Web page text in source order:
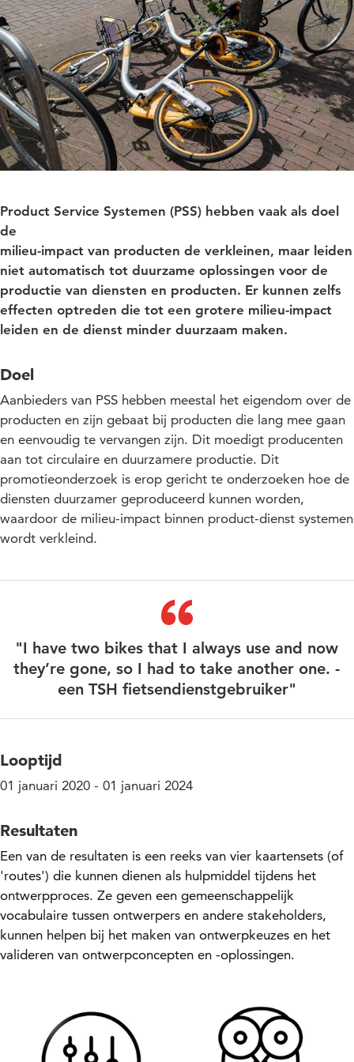
Product Service Systemen (PSS) hebben vaak als doel
de
milieu-impact van producten de verkleinen, maar leiden
niet automatisch tot duurzame oplossingen voor de
productie van diensten en producten. Er kunnen zelfs
effecten optreden die tot een grotere milieu-impact
leiden en de dienst minder duurzaam maken.
Doel
Aanbieders van PSS hebben meestal het eigendom over de
producten en zijn gebaat bij producten die lang mee gaan
en eenvoudig te vervangen zijn. Dit moedigt producenten
aan tot circulaire en duurzamere productie. Dit
promotieonderzoek is erop gericht te onderzoeken hoe de
diensten duurzamer geproduceerd kunnen worden,
waardoor de milieu-impact binnen product-dienst systemen
wordt verkleind.
"I have two bikes that I always use and now
they’re gone, so I had to take another one. -
een TSH fietsendienstgebruiker"
Looptijd
01 januari 2020 - 01 januari 2024
Resultaten
Een van de resultaten is een reeks van vier kaartensets (of
'routes') die kunnen dienen als hulpmiddel tijdens het
ontwerpproces. Ze geven een gemeenschappelijk
vocabulaire tussen ontwerpers en andere stakeholders,
kunnen helpen bij het maken van ontwerpkeuzes en het
valideren van ontwerpconcepten en -oplossingen.